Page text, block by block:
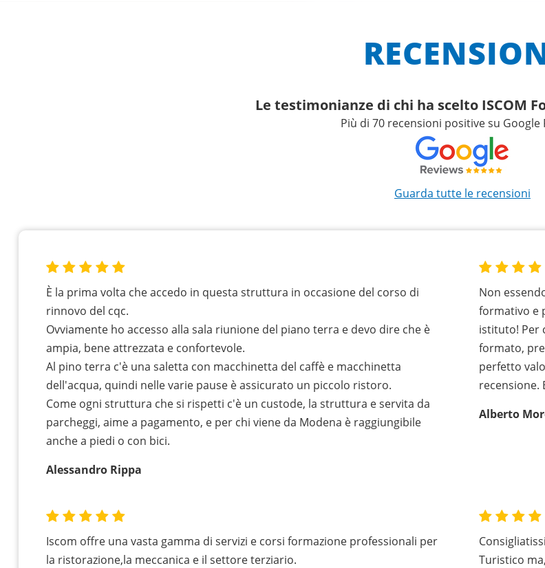
Le testimonianze di chi ha scelto ISCOM
Più di 70 recensioni positive su Google
Guarda tutte le recensioni
È la prima volta che accedo in questa struttura in occasione del corso di
rinnovo del cqc.
Ovviamente ho accesso alla sala riunione del piano terra e devo dire che è
ampia, bene attrezzata e confortevole.
Al pino terra c'è una saletta con macchinetta del caffè e macchinetta
dell'acqua, quindi nelle varie pause è assicurato un piccolo ristoro.
Come ogni struttura che si rispetti c'è un custode, la struttura e servita da
parcheggi, aime a pagamento, e per chi viene da Modena è raggiungibile
anche a piedi o con bici.
Alessandro Rippa
Non
formativo e
istituto! Per
formato,
perfetto
recensione.
Alberto
Iscom offre una vasta gamma di servizi e corsi formazione professionali per
la ristorazione,la meccanica e il settore terziario.
Turistico